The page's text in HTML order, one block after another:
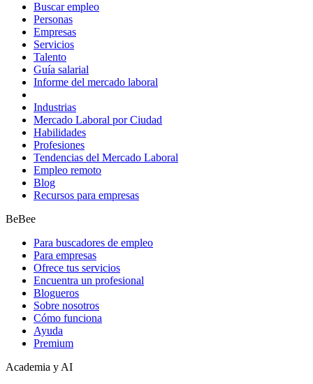
Buscar empleo
Personas
Empresas
Servicios
Talento
Guía salarial
Informe del mercado laboral
Industrias
Mercado Laboral por Ciudad
Habilidades
Profesiones
Tendencias del Mercado Laboral
Empleo remoto
Blog
Recursos para empresas
BeBee
Para buscadores de empleo
Para empresas
Ofrece tus servicios
Encuentra un profesional
Blogueros
Sobre nosotros
Cómo funciona
Ayuda
Premium
Academia y AI